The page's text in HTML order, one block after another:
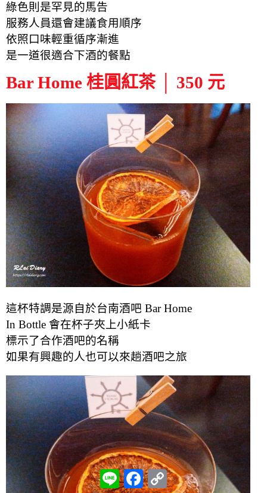
綠色則是罕見的馬告
服務人員還會建議食用順序
依照口味輕重循序漸進
是一道很適合下酒的餐點
Bar Home 桂圓紅茶 │ 350 元
這杯特調是源自於台南酒吧 Bar Home
In Bottle 會在杯子夾上小紙卡
標示了合作酒吧的名稱
如果有興趣的人也可以來趟酒吧之旅
L
i
F
a
C
o